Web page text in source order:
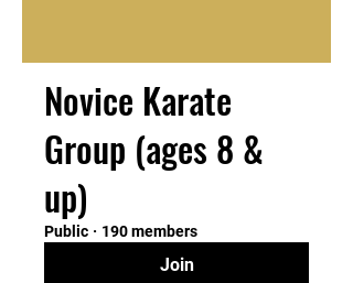
Novice Karate
Group (ages 8 &
up)
Public · 190 members
Join